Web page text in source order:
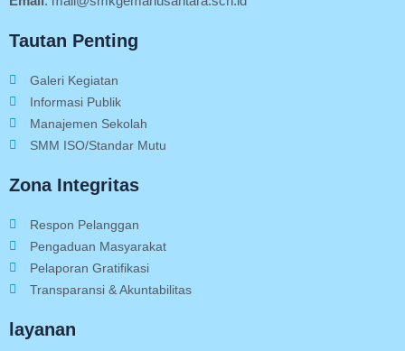
Tautan Penting
Galeri Kegiatan
Informasi Publik
Manajemen Sekolah
SMM ISO/Standar Mutu
Zona Integritas
Respon Pelanggan
Pengaduan Masyarakat
Pelaporan Gratifikasi
Transparansi & Akuntabilitas
layanan